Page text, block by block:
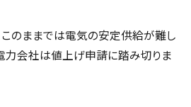
のままでは電気の安定供給が難し
力会社は値上げ申請に踏み切りま